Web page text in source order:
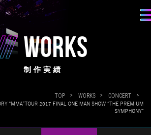
WORKS
制作実績
TOP WORKS CONCERT
“MMA”TOUR 2017 FINAL ONE MAN SHOW “THE PREMIUM
SYMPHONY”